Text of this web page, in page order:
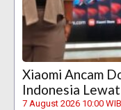
Xiaomi Ancam
Indonesia
7 August 2026 10:00 WIB